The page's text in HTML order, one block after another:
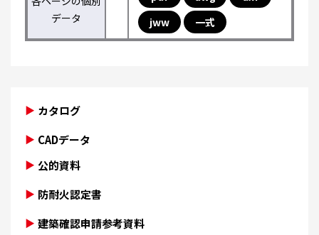
データ
jww
一式
カタログ
CADデータ
公的資料
防耐火認定書
建築確認申請参考資料